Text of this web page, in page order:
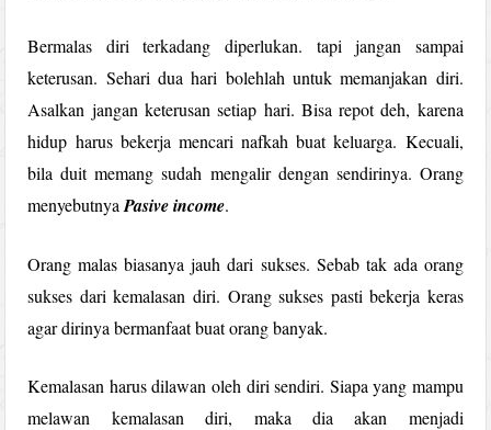
Bermalas diri terkadang diperlukan. tapi jangan sampai
keterusan. Sehari dua hari bolehlah untuk memanjakan diri.
Asalkan jangan keterusan setiap hari. Bisa repot deh, karena
hidup harus bekerja mencari nafkah buat keluarga. Kecuali,
bila duit memang sudah mengalir dengan sendirinya. Orang
menyebutnyaPasive income.
Orang malas biasanya jauh dari sukses. Sebab tak ada orang
sukses dari kemalasan diri. Orang sukses pasti bekerja keras
agar dirinya bermanfaat buat orang banyak.
Kemalasan harus dilawan oleh diri sendiri. Siapa yang mampu
melawan kemalasan diri, maka dia akan menjadi